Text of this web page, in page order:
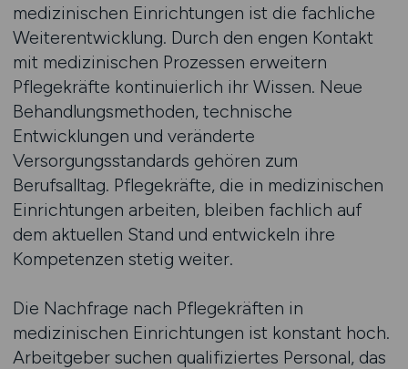
medizinischen Einrichtungen ist die fachliche
Weiterentwicklung. Durch den engen Kontakt
mit medizinischen Prozessen erweitern
Pflegekräfte kontinuierlich ihr Wissen. Neue
Behandlungsmethoden, technische
Entwicklungen und veränderte
Versorgungsstandards gehören zum
Berufsalltag. Pflegekräfte, die in medizinischen
Einrichtungen arbeiten, bleiben fachlich auf
dem aktuellen Stand und entwickeln ihre
Kompetenzen stetig weiter.
Die Nachfrage nach Pflegekräften in
medizinischen Einrichtungen ist konstant hoch.
Arbeitgeber suchen qualifiziertes Personal, das